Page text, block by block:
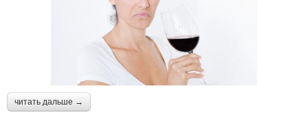
читать дальше →